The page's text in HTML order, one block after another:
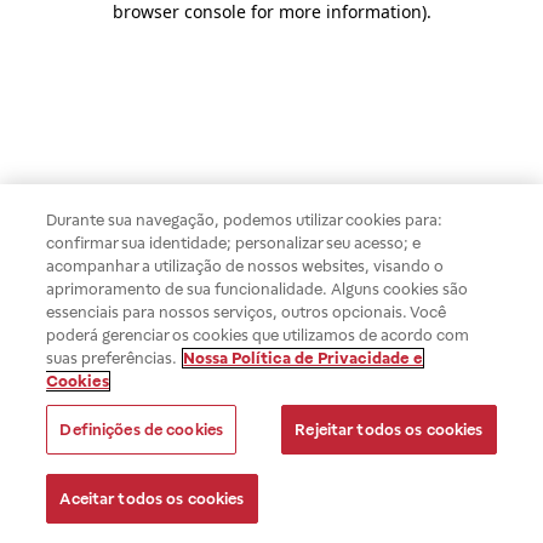
browser console for more information).
Durante sua navegação, podemos utilizar cookies para:
confirmar sua identidade; personalizar seu acesso; e
acompanhar a utilização de nossos websites, visando o
aprimoramento de sua funcionalidade. Alguns cookies são
essenciais para nossos serviços, outros opcionais. Você
poderá gerenciar os cookies que utilizamos de acordo com
suas preferências. Nossa Política de Privacidade e
Cookies
Definições de cookies Rejeitar todos os cookies
Aceitar todos os cookies